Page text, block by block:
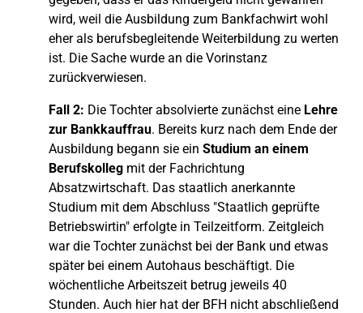
wird, weil die Ausbildung zum Bankfachwirt wohl
eher als berufsbegleitende Weiterbildung zu werten
ist. Die Sache wurde an die Vorinstanz
zurückverwiesen.
Fall 2: Die Tochter absolvierte zunächst eine Lehre
zur Bankkauffrau. Bereits kurz nach dem Ende der
Ausbildung begann sie ein Studium an einem
Berufskolleg mit der Fachrichtung
Absatzwirtschaft. Das staatlich anerkannte
Studium mit dem Abschluss "Staatlich geprüfte
Betriebswirtin" erfolgte in Teilzeitform. Zeitgleich
war die Tochter zunächst bei der Bank und etwas
später bei einem Autohaus beschäftigt. Die
wöchentliche Arbeitszeit betrug jeweils 40
Stunden. Auch hier hat der BFH nicht abschließend